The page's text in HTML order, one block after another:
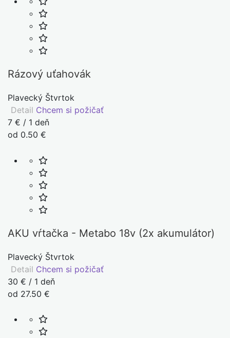
Rázový uťahovák
Plavecký Štvrtok
Detail Chcem si požičať
7 € / 1 deň
od 0.50 €
AKU vŕtačka - Metabo 18v (2x akumulátor)
Plavecký Štvrtok
Detail Chcem si požičať
30 € / 1 deň
od 27.50 €